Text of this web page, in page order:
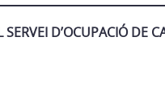
SERVEI D’OCUPACIÓ DE